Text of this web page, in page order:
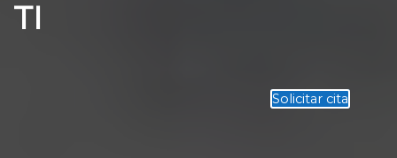
TI
Solicitar cita